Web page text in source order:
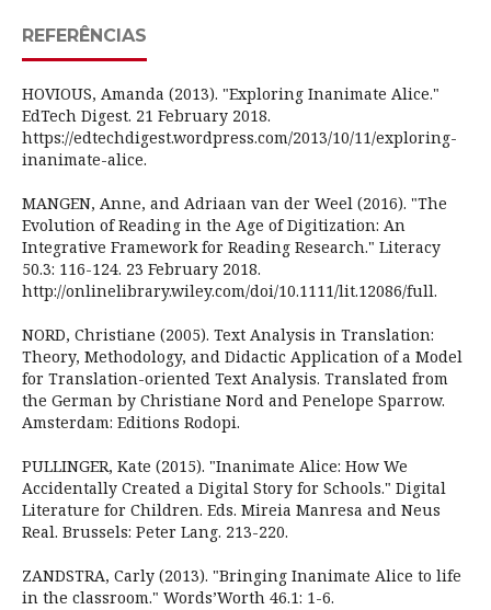
REFERÊNCIAS
HOVIOUS, Amanda (2013). "Exploring Inanimate Alice."
EdTech Digest. 21 February 2018.
https://edtechdigest.wordpress.com/2013/10/11/exploring-
inanimate-alice.
MANGEN, Anne, and Adriaan van der Weel (2016). "The
Evolution of Reading in the Age of Digitization: An
Integrative Framework for Reading Research." Literacy
50.3: 116-124. 23 February 2018.
http://onlinelibrary.wiley.com/doi/10.1111/lit.12086/full.
NORD, Christiane (2005). Text Analysis in Translation:
Theory, Methodology, and Didactic Application of a Model
for Translation-oriented Text Analysis. Translated from
the German by Christiane Nord and Penelope Sparrow.
Amsterdam: Editions Rodopi.
PULLINGER, Kate (2015). "Inanimate Alice: How We
Accidentally Created a Digital Story for Schools." Digital
Literature for Children. Eds. Mireia Manresa and Neus
Real. Brussels: Peter Lang. 213-220.
ZANDSTRA, Carly (2013). "Bringing Inanimate Alice to life
in the classroom." Words’Worth 46.1: 1-6.